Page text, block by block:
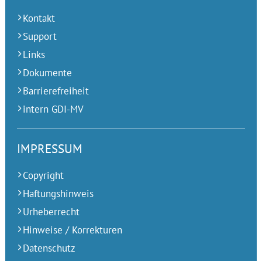
Kontakt
Support
Links
Dokumente
Barrierefreiheit
intern GDI-MV
IMPRESSUM
Copyright
Haftungshinweis
Urheberrecht
Hinweise / Korrekturen
Datenschutz